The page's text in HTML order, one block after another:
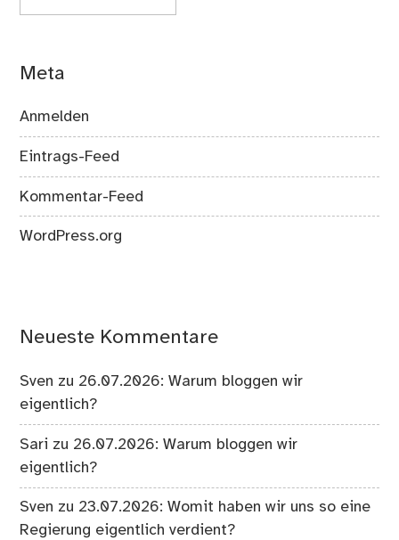
Meta
Anmelden
Eintrags-Feed
Kommentar-Feed
WordPress.org
Neueste Kommentare
Sven zu 26.07.2026: Warum bloggen wir
eigentlich?
Sari zu 26.07.2026: Warum bloggen wir
eigentlich?
Sven zu 23.07.2026: Womit haben wir uns so eine
Regierung eigentlich verdient?